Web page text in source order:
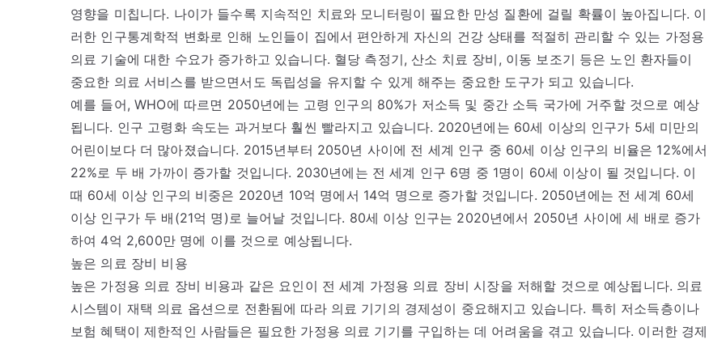
영향을 미칩니다. 나이가 들수록 지속적인 치료와 모니터링이 필요한 만성 질환에 걸릴 확률이 높아집니다. 이
러한 인구통계학적 변화로 인해 노인들이 집에서 편안하게 자신의 건강 상태를 적절히 관리할 수 있는 가정용
의료 기술에 대한 수요가 증가하고 있습니다. 혈당 측정기, 산소 치료 장비, 이동 보조기 등은 노인 환자들이
중요한 의료 서비스를 받으면서도 독립성을 유지할 수 있게 해주는 중요한 도구가 되고 있습니다.
예를 들어, WHO에 따르면 2050년에는 고령 인구의 80%가 저소득 및 중간 소득 국가에 거주할 것으로 예상
됩니다. 인구 고령화 속도는 과거보다 훨씬 빨라지고 있습니다. 2020년에는 60세 이상의 인구가 5세 미만의
어린이보다 더 많아졌습니다. 2015년부터 2050년 사이에 전 세계 인구 중 60세 이상 인구의 비율은 12%에서
22%로 두 배 가까이 증가할 것입니다. 2030년에는 전 세계 인구 6명 중 1명이 60세 이상이 될 것입니다. 이
때 60세 이상 인구의 비중은 2020년 10억 명에서 14억 명으로 증가할 것입니다. 2050년에는 전 세계 60세
이상 인구가 두 배(21억 명)로 늘어날 것입니다. 80세 이상 인구는 2020년에서 2050년 사이에 세 배로 증가
하여 4억 2,600만 명에 이를 것으로 예상됩니다.
높은 의료 장비 비용
높은 가정용 의료 장비 비용과 같은 요인이 전 세계 가정용 의료 장비 시장을 저해할 것으로 예상됩니다. 의료
시스템이 재택 의료 옵션으로 전환됨에 따라 의료 기기의 경제성이 중요해지고 있습니다. 특히 저소득층이나
보험 혜택이 제한적인 사람들은 필요한 가정용 의료 기기를 구입하는 데 어려움을 겪고 있습니다. 이러한 경제